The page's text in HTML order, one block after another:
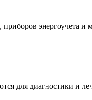
энергоучета и
для диагностики и